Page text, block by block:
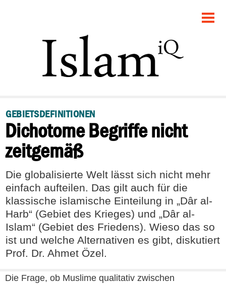
POLITIK
DEBATTE
PANORAMA
RECHT
FEUILLETON
GEBIETSDEFINITIONEN
Dichotome Begriffe nicht
zeitgemäß
Die globalisierte Welt lässt sich nicht mehr
einfach aufteilen. Das gilt auch für die
klassische islamische Einteilung in „Dâr al-
Harb“ (Gebiet des Krieges) und „Dâr al-
Islam“ (Gebiet des Friedens). Wieso das so
ist und welche Alternativen es gibt, diskutiert
Prof. Dr. Ahmet Özel.
Die Frage, ob Muslime qualitativ zwischen